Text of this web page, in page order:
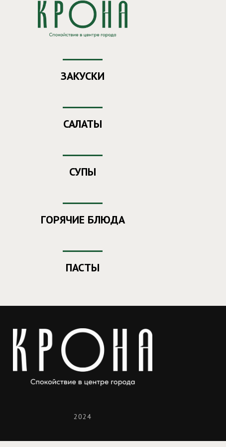
Заказ еды из ресторана "Крона"
Ваш номер- 455
ЗАКУСКИ
САЛАТЫ
СУПЫ
ГОРЯЧИЕ БЛЮДА
ПАСТЫ
2024